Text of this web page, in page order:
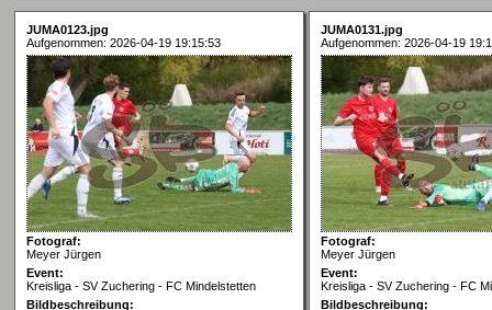
JUMA0123.jpg
Aufgenommen: 2026-04-19 19:15:53
Fotograf:
Meyer Jürgen
Event:
Kreisliga - SV Zuchering - FC Mindelstetten
Bildbeschreibung:
JUMA0131.jpg
Aufgenommen: 2026-04-19
Fotograf:
Meyer Jürgen
Event:
Kreisliga - SV Zuchering - FC
Bildbeschreibung: